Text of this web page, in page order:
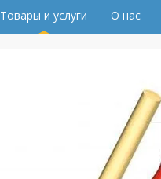
Товары и услуги О нас